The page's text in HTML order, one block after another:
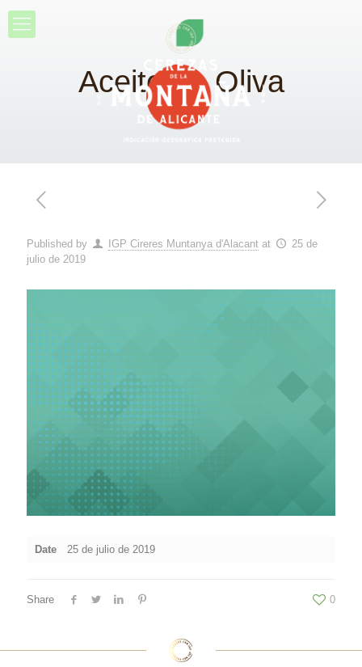
Aceite de Oliva
Published by IGP Cireres Muntanya d'Alacant at
25 de
julio de 2019
Date 25 de julio de 2019
Share 0